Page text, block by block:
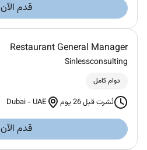
قدم الآن
Restaurant General Manager
Sinlessconsulting
دوام كامل
نُشرت قبل 26 يوم Dubai -UAE
قدم الآن